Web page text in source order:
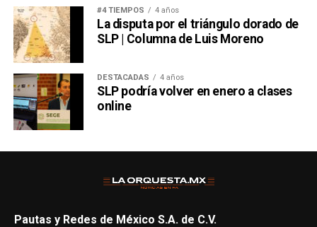
#4 TIEMPOS 4 años
La disputa por el triángulo dorado de
SLP | Columna de Luis Moreno
DESTACADAS 4 años
SLP podría volver en enero a clases
online
Pautas y Redes de México S.A. de C.V.